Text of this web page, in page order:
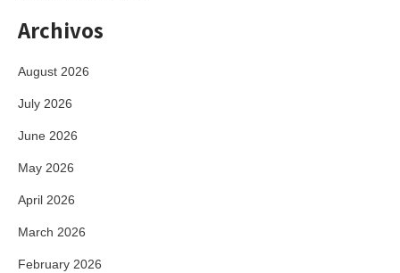
Archivos
August 2026
July 2026
June 2026
May 2026
April 2026
March 2026
February 2026